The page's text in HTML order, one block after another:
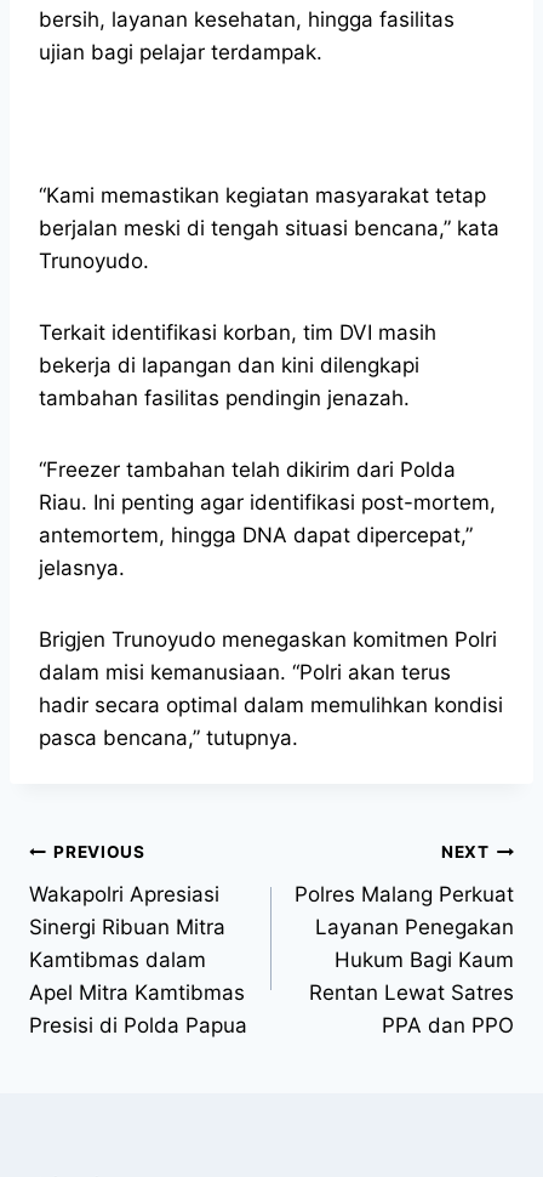
bersih, layanan kesehatan, hingga fasilitas
ujian bagi pelajar terdampak.
“Kami memastikan kegiatan masyarakat tetap
berjalan meski di tengah situasi bencana,” kata
Trunoyudo.
Terkait identifikasi korban, tim DVI masih
bekerja di lapangan dan kini dilengkapi
tambahan fasilitas pendingin jenazah.
“Freezer tambahan telah dikirim dari Polda
Riau. Ini penting agar identifikasi post-mortem,
antemortem, hingga DNA dapat dipercepat,”
jelasnya.
Brigjen Trunoyudo menegaskan komitmen Polri
dalam misi kemanusiaan. “Polri akan terus
hadir secara optimal dalam memulihkan kondisi
pasca bencana,” tutupnya.
PREVIOUS
Wakapolri Apresiasi
Sinergi Ribuan Mitra
Kamtibmas dalam
Apel Mitra Kamtibmas
Presisi di Polda Papua
NEXT
Polres Malang Perkuat
Layanan Penegakan
Hukum Bagi Kaum
Rentan Lewat Satres
PPA dan PPO